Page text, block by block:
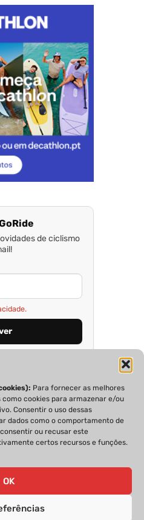
Para fornecer as melhores
cookies para armazenar e/ou
Consentir o uso dessas
dados como o comportamento de
ou recusar este
certos recursos e funções.
OK
de ciclismo
ESTATUTO EDITORIAL